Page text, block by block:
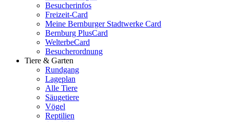
Besucherinfos
Freizeit-Card
Meine Bernburger Stadtwerke Card
Bernburg PlusCard
WelterbeCard
Besucherordnung
Tiere & Garten
Rundgang
Lageplan
Alle Tiere
Säugetiere
Vögel
Reptilien